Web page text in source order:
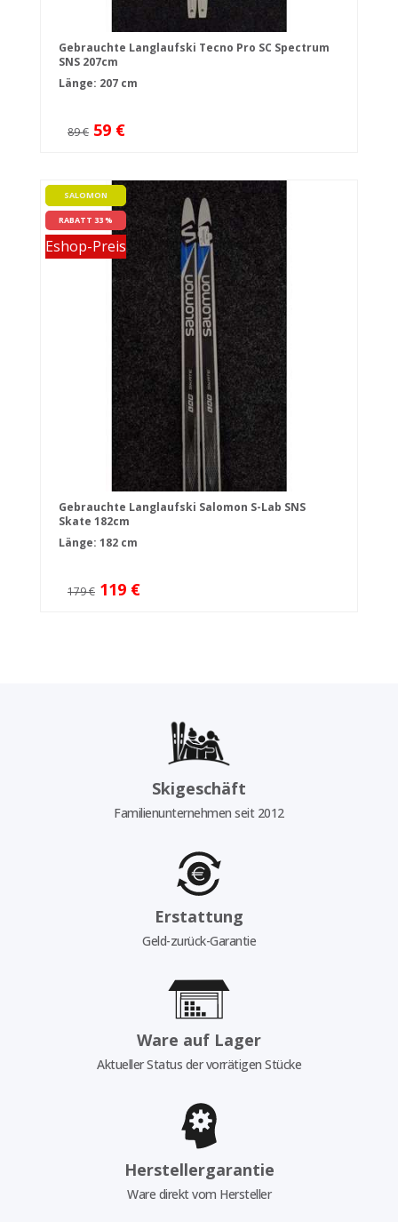
Gebrauchte Langlaufski Tecno Pro SC Spectrum
SNS 207cm
Länge: 207 cm
89 € 59 €
SALOMON
RABATT 33 %
Eshop-Preis
Gebrauchte Langlaufski Salomon S-Lab SNS
Skate 182cm
Länge: 182 cm
179 € 119 €
Skigeschäft
Familienunternehmen seit 2012
Erstattung
Geld-zurück-Garantie
Ware auf Lager
Aktueller Status der vorrätigen Stücke
Herstellergarantie
Ware direkt vom Hersteller